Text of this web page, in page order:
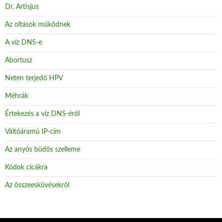
Dr. Artisjus
Az oltások működnek
A víz DNS-e
Abortusz
Neten terjedő HPV
Méhrák
Értekezés a víz DNS-éről
Váltóáramú IP-cím
Az anyós büdös szelleme
Kódok cicákra
Az összeesküvésekről